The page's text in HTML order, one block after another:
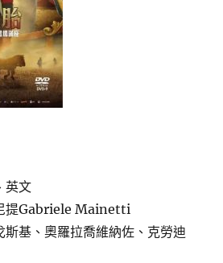
英文
提Gabriele Mainetti
基、奧羅拉喬維納佐、克勞迪